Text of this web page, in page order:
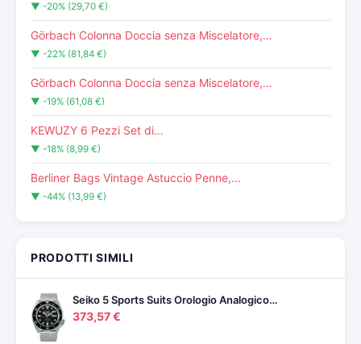
▼ -20% (29,70 €)
Görbach Colonna Doccia senza Miscelatore,…
▼ -22% (81,84 €)
Görbach Colonna Doccia senza Miscelatore,…
▼ -19% (61,08 €)
KEWUZY 6 Pezzi Set di…
▼ -18% (8,99 €)
Berliner Bags Vintage Astuccio Penne,…
▼ -44% (13,99 €)
PRODOTTI SIMILI
Seiko 5 Sports Suits Orologio Analogico…
373,57 €